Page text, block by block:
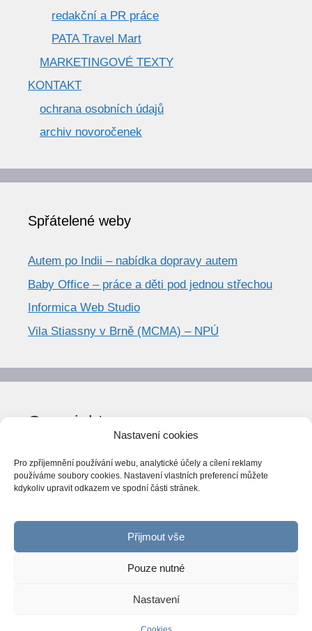
Nastavení cookies
Pro zpříjemnění používání webu, analytické účely a cílení reklamy
používáme soubory cookies. Nastavení vlastních preferencí můžete
kdykoliv upravit odkazem ve spodní části stránek.
Přijmout vše
Pouze nutné
Nastavení
redakční a PR práce
PATA Travel Mart
MARKETINGOVÉ TEXTY
KONTAKT
ochrana osobních údajů
archiv novoročenek
Spřátelené weby
Autem po Indii – nabídka dopravy autem
Baby Office – práce a děti pod jednou střechou
Informica Web Studio
Vila Stiassny v Brně (MCMA) – NPÚ
Copyright
© World Trend 2014-2026
Všechna práva vyhrazena.
CC BY-NC 4.0
ováno Národní knihovnou ČR
• Vytvořeno s